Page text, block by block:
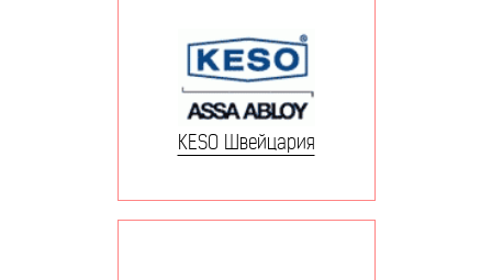
KESO Швейцария